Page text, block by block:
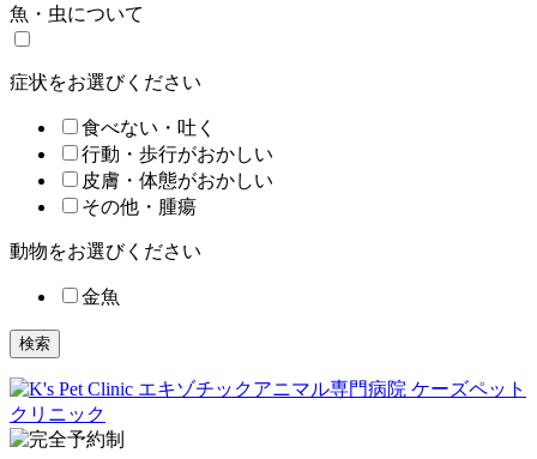
魚・虫について
症状をお選びください
食べない・吐く
行動・歩行がおかしい
皮膚・体態がおかしい
その他・腫瘍
動物をお選びください
金魚
検索